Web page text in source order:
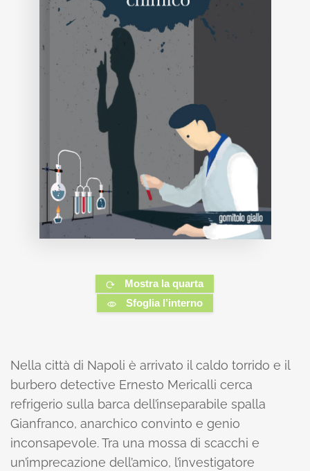
Mostra la quarta
Sfoglia l’interno
Nella città di Napoli è arrivato il caldo torrido e il
burbero detective Ernesto Mericalli cerca
refrigerio sulla barca dell’inseparabile spalla
Gianfranco, anarchico convinto e genio
inconsapevole. Tra una mossa di scacchi e
un’imprecazione dell’amico, l’investigatore